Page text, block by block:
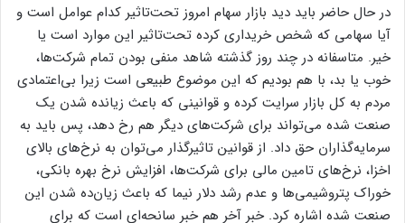
در حال حاضر باید دید بازار سهام امروز تحت‌تاثیر کدام عوامل است و
آیا سهامی که شخص خریداری کرده تحت‌تاثیر این موارد است یا
خیر. متاسفانه در چند روز گذشته شاهد منفی بودن تمام شرکت‌ها،
خوب یا بد، با هم بودیم که این موضوع طبیعی است زیرا بی‌اعتمادی
مردم به کل بازار سرایت کرده و قوانینی که باعث زیانده شدن یک
صنعت شده می‌تواند برای شرکت‌های دیگر هم رخ دهد، پس باید به
سرمایه‌گذاران حق داد. از قوانین تاثیرگذار می‌توان به نرخ‌های بالای
اخزا، نرخ‌های تامین مالی برای شرکت‌ها، افزایش نرخ بهره بانکی،
خوراک پتروشیمی‌ها و عدم رشد دلار نیما که باعث زیان‌ده شدن این
صنعت شده اشاره کرد. خبر آخر هم خبر سانحه‌ای است که برای